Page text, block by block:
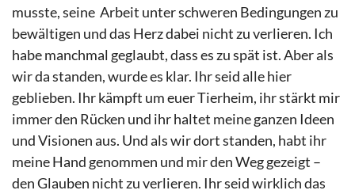
musste, seine Arbeit unter schweren Bedingungen zu
bewältigen und das Herz dabei nicht zu verlieren. Ich
habe manchmal geglaubt, dass es zu spät ist. Aber als
wir da standen, wurde es klar. Ihr seid alle hier
geblieben. Ihr kämpft um euer Tierheim, ihr stärkt mir
immer den Rücken und ihr haltet meine ganzen Ideen
und Visionen aus. Und als wir dort standen, habt ihr
meine Hand genommen und mir den Weg gezeigt –
den Glauben nicht zu verlieren. Ihr seid wirklich das